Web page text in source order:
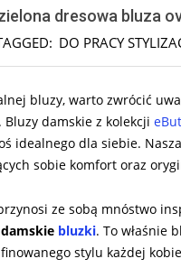
dresowa bluza
DO PRACY
bluzy, warto zwrócić
damskie z kolekcji
idealnego dla siebie.
sobie komfort oraz
ze sobą mnóstwo
bluzki. To właśnie
stylu każdej